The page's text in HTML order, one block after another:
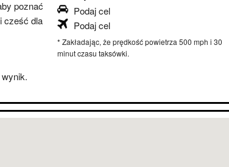
poznać
cześć dla
Podaj cel
Podaj cel
* Zakładając, że prędkość powietrza 500 mph i 30
minut czasu taksówki.